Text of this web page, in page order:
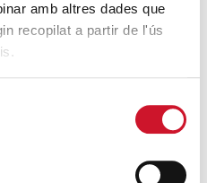
amb altres dades que
recopilat a partir de l'ús
los más pequeños
de Navidad